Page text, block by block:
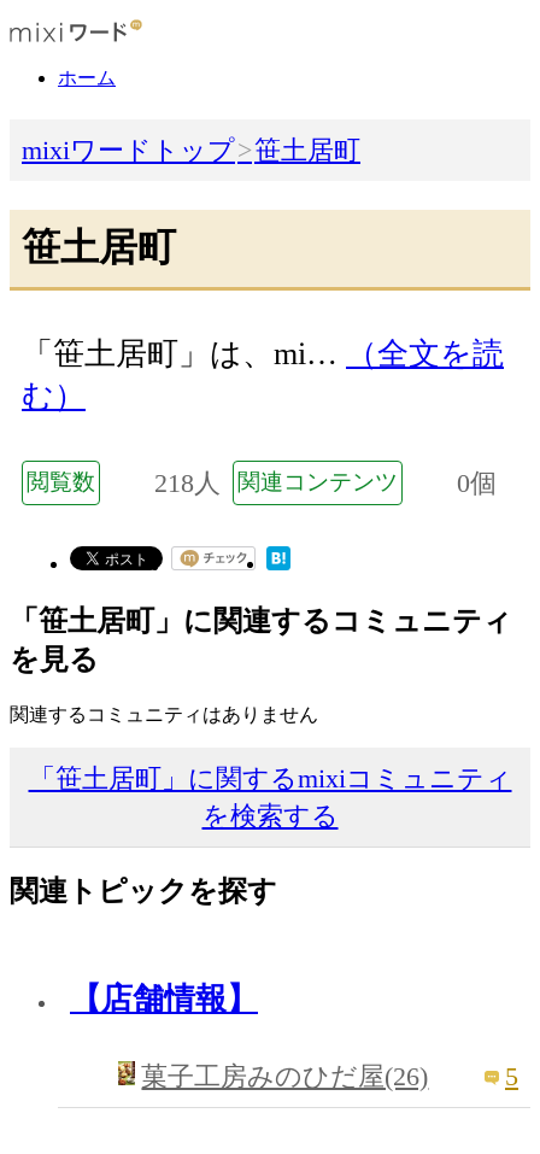
ホーム
mixiワードトップ 笹土居町
笹土居町
「笹土居町」は、mi…
（全文を読
む）
閲覧数 218人 関連コンテンツ 0個
「笹土居町」に関連するコミュニティ
を見る
関連するコミュニティはありません
「笹土居町」に関するmixiコミュニティ
を検索する
関連トピックを探す
【店舗情報】
菓子工房みのひだ屋(26) 5